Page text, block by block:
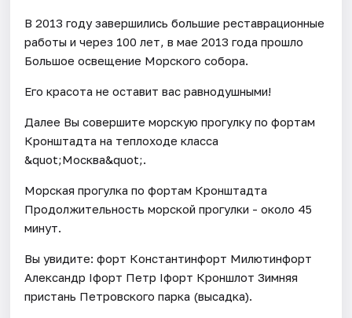
В 2013 году завершились большие реставрационные
работы и через 100 лет, в мае 2013 года прошло
Большое освещение Морского собора.
Его красота не оставит вас равнодушными!
Далее Вы совершите морскую прогулку по фортам
Кронштадта на теплоходе класса
&quot;Москва&quot;.
Морская прогулка по фортам Кронштадта
Продолжительность морской прогулки - около 45
минут.
Вы увидите: форт Константинфорт Милютинфорт
Александр Iфорт Петр Iфорт Кроншлот Зимняя
пристань Петровского парка (высадка).